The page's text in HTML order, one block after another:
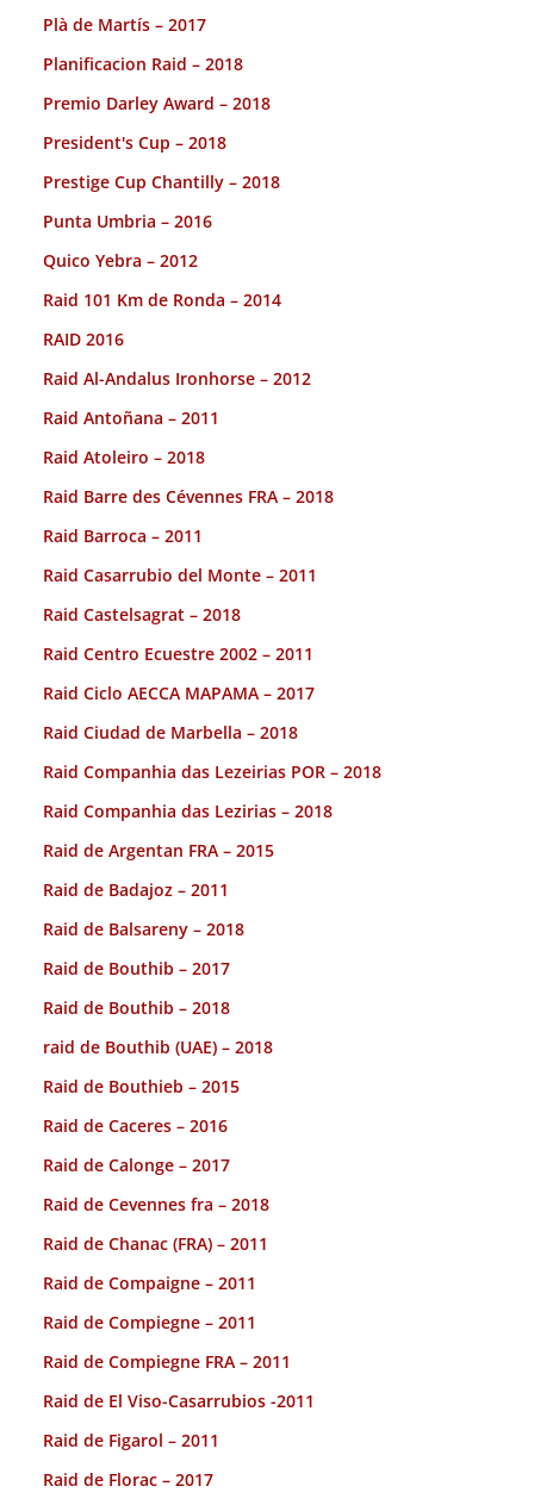
Plà de Martís – 2017
Planificacion Raid – 2018
Premio Darley Award – 2018
President's Cup – 2018
Prestige Cup Chantilly – 2018
Punta Umbria – 2016
Quico Yebra – 2012
Raid 101 Km de Ronda – 2014
RAID 2016
Raid Al-Andalus Ironhorse – 2012
Raid Antoñana – 2011
Raid Atoleiro – 2018
Raid Barre des Cévennes FRA – 2018
Raid Barroca – 2011
Raid Casarrubio del Monte – 2011
Raid Castelsagrat – 2018
Raid Centro Ecuestre 2002 – 2011
Raid Ciclo AECCA MAPAMA – 2017
Raid Ciudad de Marbella – 2018
Raid Companhia das Lezeirias POR – 2018
Raid Companhia das Lezirias – 2018
Raid de Argentan FRA – 2015
Raid de Badajoz – 2011
Raid de Balsareny – 2018
Raid de Bouthib – 2017
Raid de Bouthib – 2018
raid de Bouthib (UAE) – 2018
Raid de Bouthieb – 2015
Raid de Caceres – 2016
Raid de Calonge – 2017
Raid de Cevennes fra – 2018
Raid de Chanac (FRA) – 2011
Raid de Compaigne – 2011
Raid de Compiegne – 2011
Raid de Compiegne FRA – 2011
Raid de El Viso-Casarrubios -2011
Raid de Figarol – 2011
Raid de Florac – 2017